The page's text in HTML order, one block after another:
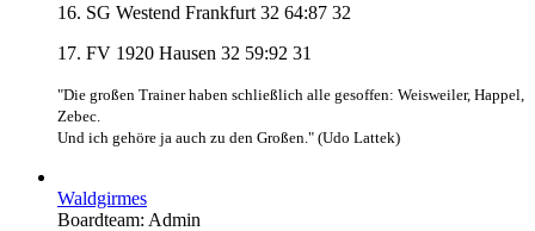
16. SG Westend Frankfurt 32 64:87 32
17. FV 1920 Hausen 32 59:92 31
"Die großen Trainer haben schließlich alle gesoffen: Weisweiler, Happel,
Zebec.
Und ich gehöre ja auch zu den Großen." (Udo Lattek)
Waldgirmes
Boardteam: Admin